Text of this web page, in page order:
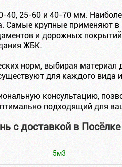
25-60 и 40-70 мм.
Самые крупные применяют
и дорожных
ЖБК.
норм, выбирая материал
для каждого вида
консультацию,
подходящий для
с доставкой в
5м3